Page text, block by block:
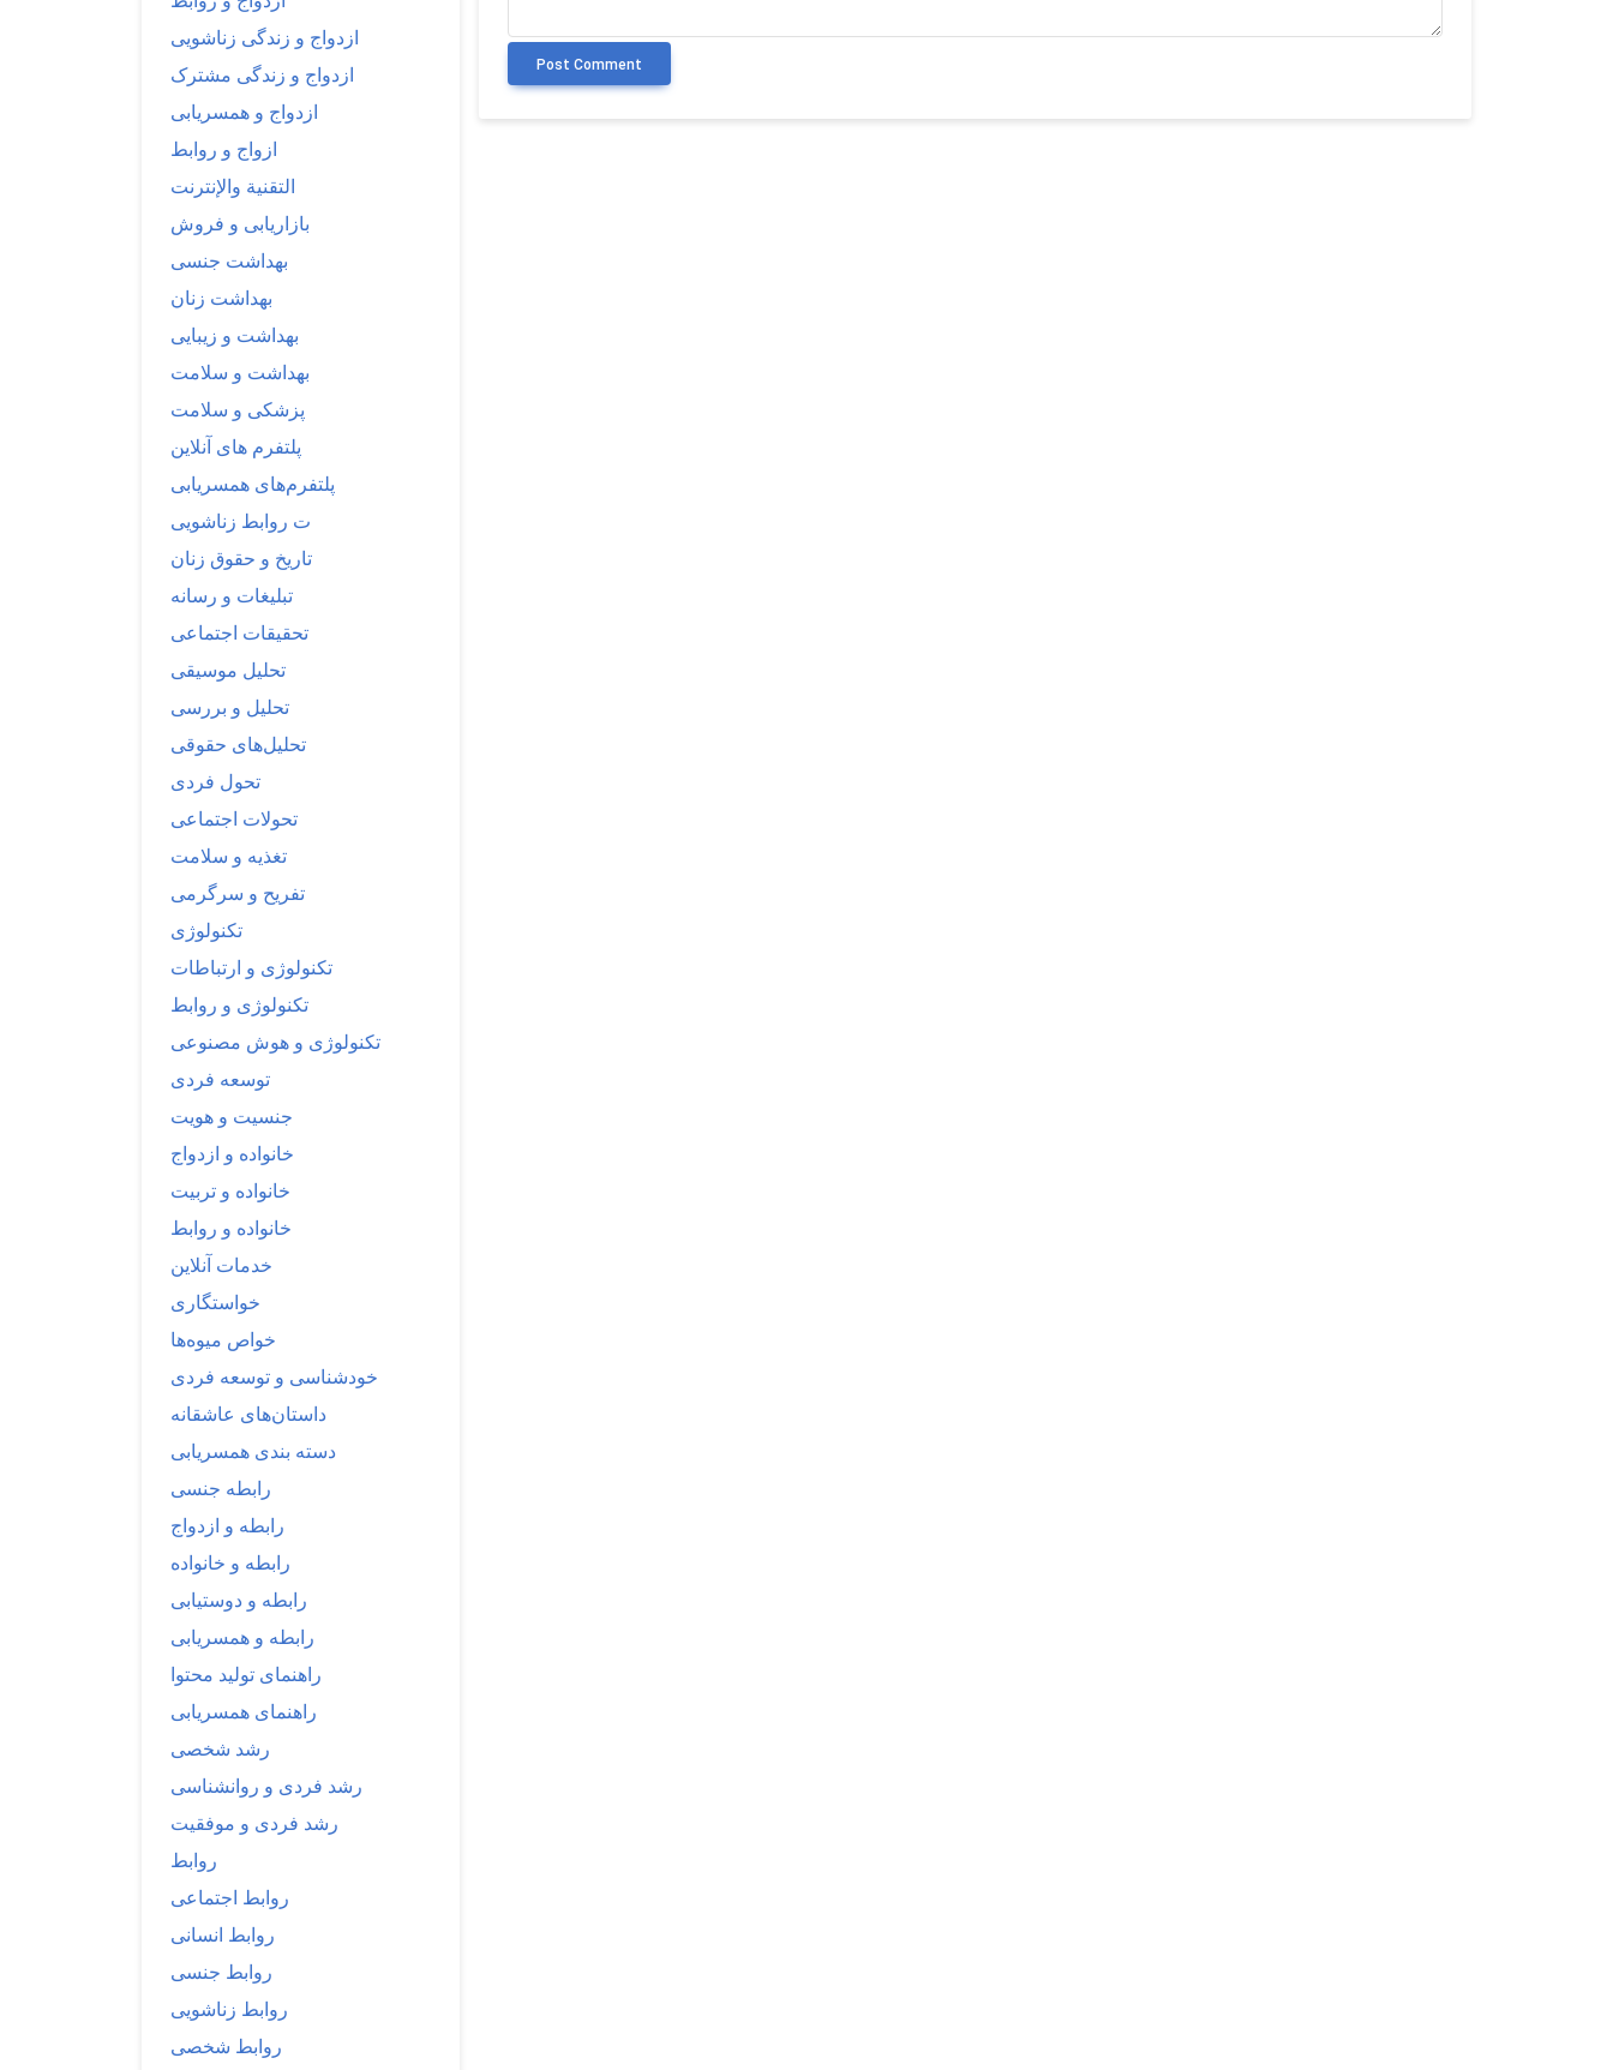
Post Comment
ازدواج و زندگی زناشویی
ازدواج و زندگی مشترک
ازدواج و همسریابی
ازواج و روابط
التقنية والإنترنت
بازاریابی و فروش
بهداشت جنسی
بهداشت زنان
بهداشت و زیبایی
بهداشت و سلامت
پزشکی و سلامت
پلتفرم های آنلاین
پلتفرم‌های همسریابی
ت روابط زناشویی
تاریخ و حقوق زنان
تبلیغات و رسانه
تحقیقات اجتماعی
تحلیل موسیقی
تحلیل و بررسی
تحلیل‌های حقوقی
تحول فردی
تحولات اجتماعی
تغذیه و سلامت
تفریح و سرگرمی
تکنولوژی
تکنولوژی و ارتباطات
تکنولوژی و روابط
تکنولوژی و هوش مصنوعی
توسعه فردی
جنسیت و هویت
خانواده و ازدواج
خانواده و تربیت
خانواده و روابط
خدمات آنلاین
خواستگاری
خواص میوه‌ها
خودشناسی و توسعه فردی
داستان‌های عاشقانه
دسته بندی همسریابی
رابطه جنسی
رابطه و ازدواج
رابطه و خانواده
رابطه و دوستیابی
رابطه و همسریابی
راهنمای تولید محتوا
راهنمای همسریابی
رشد شخصی
رشد فردی و روانشناسی
رشد فردی و موفقیت
روابط
روابط اجتماعی
روابط انسانی
روابط جنسی
روابط زناشویی
روابط شخصی